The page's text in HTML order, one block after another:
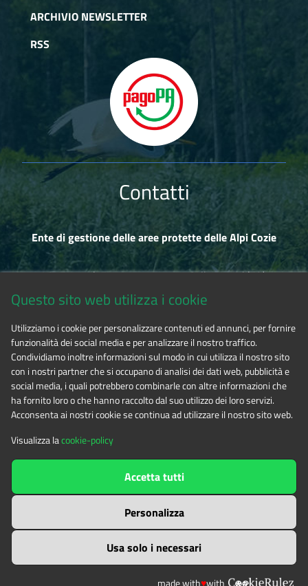
ARCHIVIO NEWSLETTER
RSS
Contatti
Ente di gestione delle aree protette delle Alpi Cozie
Via Fransuà Fontan, 1 - 10050 Salbertrand (TO)
Tel. 0122.854720
E-mailalpicozie@cert.ruparpiemonte.it
The contents of this websitebyEnte di gestione delle aree
protette delle Alpi Cozieis licensed under
Attribution-NonCommercial-NoDerivatives 4.0 International
Questo sito web utilizza i cookie
Utilizziamo i cookie per personalizzare contenuti ed annunci, per fornire
funzionalità dei social media e per analizzare il nostro traffico.
Condividiamo inoltre informazioni sul modo in cui utilizza il nostro sito
con i nostri partner che si occupano di analisi dei dati web, pubblicità e
social media, i quali potrebbero combinarle con altre informazioni che
ha fornito loro o che hanno raccolto dal suo utilizzo dei loro servizi.
Acconsenta ai nostri cookie se continua ad utilizzare il nostro sito web.
Visualizza lacookie-policy
Usa solo i necessari
Personalizza
Accetta tutti